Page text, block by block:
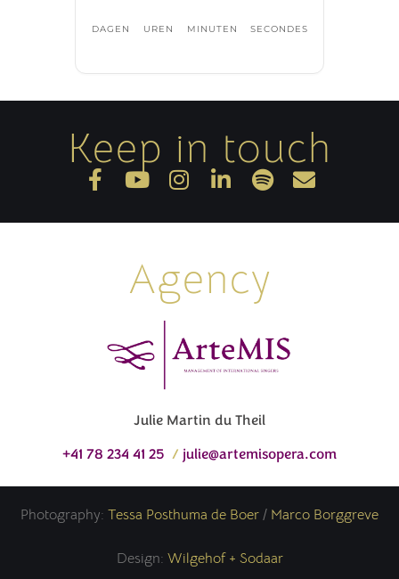
DAGEN UREN MINUTEN SECONDES
Keep in touch
Agency
Julie Martin du Theil
+41 78 234 41 25 / julie@artemisopera.com
Photography: Tessa Posthuma de Boer / Marco Borggreve
Design: Wilgehof + Sodaar